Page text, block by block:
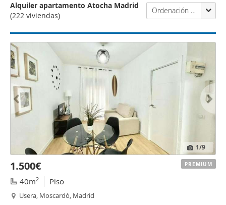
Alquiler apartamento Atocha Madrid
(222 viviendas)
Ordenación Enalquiler
1/9
1.500€
40m2 Piso
Usera, Moscardó, Madrid
PREMIUM